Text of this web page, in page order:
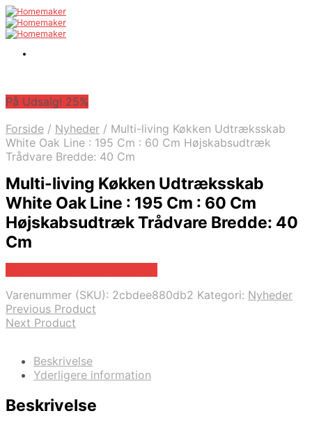
På Udsalg! 25%
Forside / Nyheder / Multi-living Køkken Udtræksskab
White Oak Line : 195 Cm : 60 Cm Højskabsudtræk
Trådvare Bredde: 40 Cm
Multi-living Køkken Udtræksskab
White Oak Line : 195 Cm : 60 Cm
Højskabsudtræk Trådvare Bredde: 40
Cm
Varenummer (SKU): 2cbdee880db2 Kategori: Nyheder
Previous Product
Next Product
Beskrivelse
Yderligere information
Beskrivelse